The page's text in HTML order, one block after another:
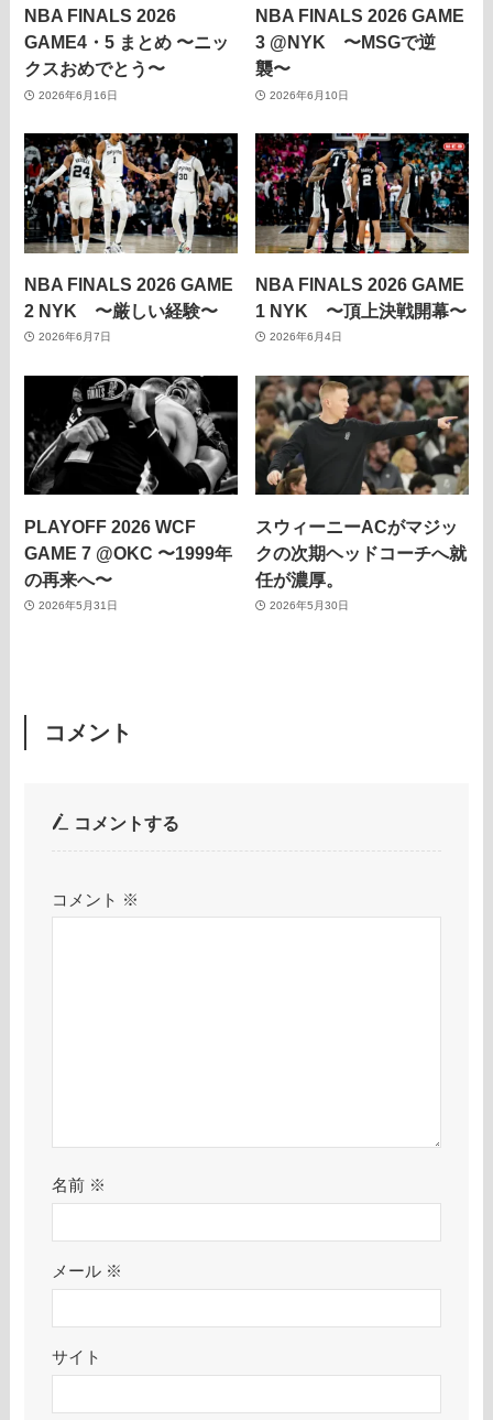
NBA FINALS 2026
GAME4・5 まとめ 〜ニッ
クスおめでとう〜
2026年6月16日
NBA FINALS 2026 GAME
3 @NYK 〜MSGで逆
襲〜
2026年6月10日
NBA FINALS 2026 GAME
2 NYK 〜厳しい経験〜
2026年6月7日
NBA FINALS 2026 GAME
1 NYK 〜頂上決戦開幕〜
2026年6月4日
PLAYOFF 2026 WCF
GAME 7 @OKC 〜1999年
の再来へ〜
2026年5月31日
スウィーニーACがマジッ
クの次期ヘッドコーチへ就
任が濃厚。
2026年5月30日
コメント
コメントする
コメント ※
名前 ※
メール ※
サイト